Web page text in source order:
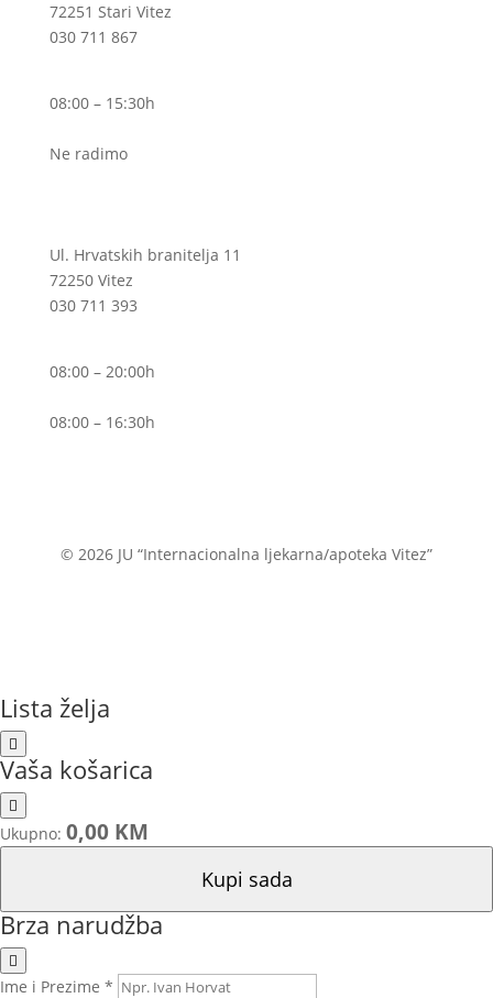
72251 Stari Vitez
030 711 867
08:00 – 15:30h
Ne radimo
Ul. Hrvatskih branitelja 11
72250 Vitez
030 711 393
08:00 – 20:00h
08:00 – 16:30h
© 2026 JU “Internacionalna ljekarna/apoteka Vitez”
Lista želja
Vaša košarica
Ukupno: 0,00 KM
Kupi sada
Brza narudžba
Ime i Prezime *